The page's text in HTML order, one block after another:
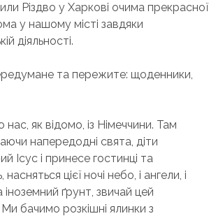
Різдво у Харкові очима прекрасної
у нашому місті завдяки
діяльності.
та пережите: щоденники,
як відомо, із Німеччини. Там
напередодні свята, діти
Ісус і принесе гостинці та
цієї ночі небо, і ангели, і
ґрунт, звичай цей
бачимо розкішні ялинки з